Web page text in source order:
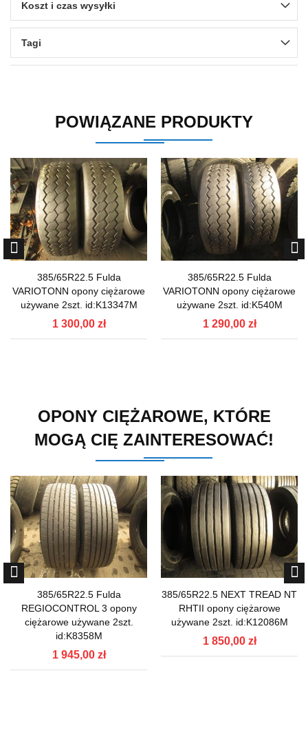
Koszt i czas wysyłki
Tagi
POWIĄZANE PRODUKTY
385/65R22.5 Fulda
VARIOTONN opony ciężarowe
używane 2szt. id:K13347M
1 300,00 zł
385/65R22.5 Fulda
VARIOTONN opony ciężarowe
używane 2szt. id:K540M
1 290,00 zł
OPONY CIĘŻAROWE, KTÓRE
MOGĄ CIĘ ZAINTERESOWAĆ!
385/65R22.5 Fulda
REGIOCONTROL 3 opony
ciężarowe używane 2szt.
id:K8358M
1 945,00 zł
385/65R22.5 NEXT TREAD NT
RHTII opony ciężarowe
używane 2szt. id:K12086M
1 850,00 zł